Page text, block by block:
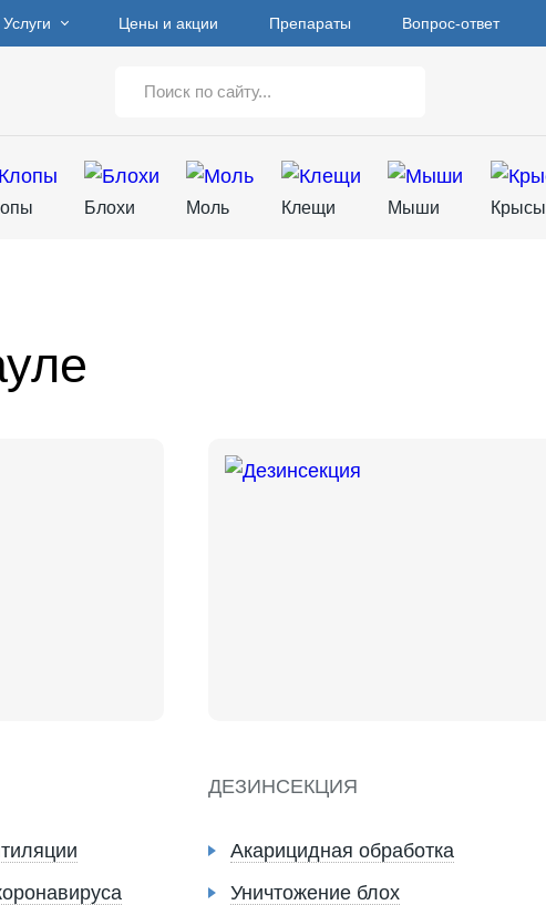
Услуги Цены и акции Препараты Вопрос-ответ
Блохи Моль Клещи Мыши Крысы
ДЕЗИНСЕКЦИЯ
Акарицидная обработка
Уничтожение блох